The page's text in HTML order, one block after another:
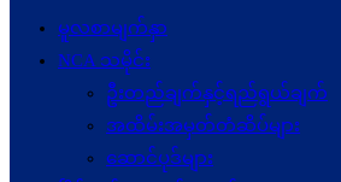
မူလစာမျက်နှာ
NCA သမိုင်း
ဦးတည်ချက်နှင့်ရည်ရွယ်ချက်
အထိမ်းအမှတ်တံဆိပ်များ
ဆောင်ပုဒ်များ